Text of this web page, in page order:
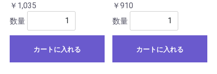
￥1,035
数量
カートに入れる
￥910
数量
カートに入れる